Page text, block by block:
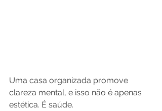
Uma casa organizada promove
clareza mental, e isso não é apenas
estética. É saúde.